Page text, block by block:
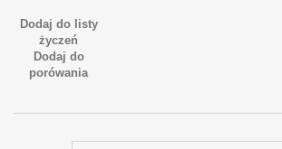
Dodaj do listy
życzeń
Dodaj do
porówania